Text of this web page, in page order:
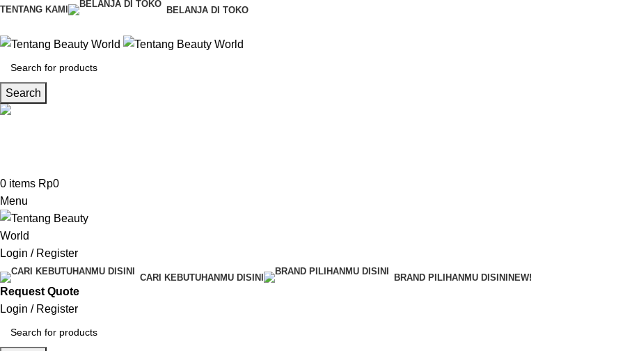
TENTANG KAMI
BELANJA DI TOKO
Search
0 items Rp0
Menu
Login / Register
CARI KEBUTUHANMU DISINI BRAND PILIHANMU DISINI NEW!
Request Quote
Login / Register